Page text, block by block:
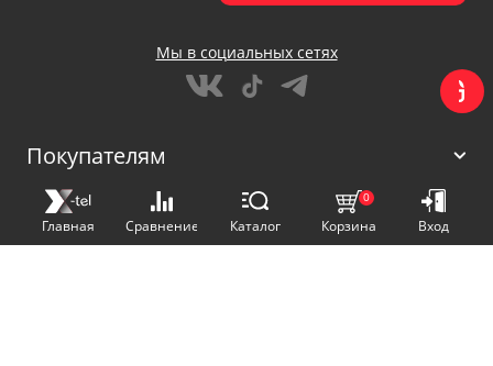
Главная Сравнение Каталог Корзина
0
Вход
Покупателям
О нас
Мы в социальных сетях